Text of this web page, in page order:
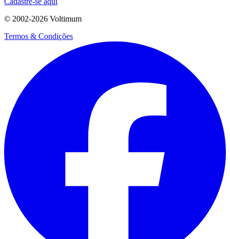
© 2002-2026 Voltimum
Termos & Condições